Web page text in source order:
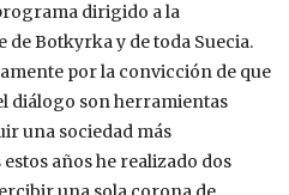
dirigido a la
Botkyrka y de toda Suecia.
por la convicción de que
diálogo son herramientas
una sociedad más
años he realizado dos